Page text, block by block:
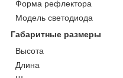
Форма рефлектора
Модель светодиода
Габаритные размеры
Высота
Длина